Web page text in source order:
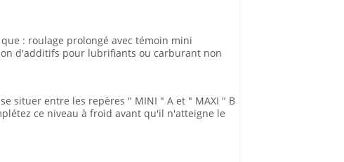
: roulage prolongé avec témoin mini
d'additifs pour lubrifiants ou carburant non
situer entre les repères " MINI " A et " MAXI " B
ce niveau à froid avant qu'il n'atteigne le